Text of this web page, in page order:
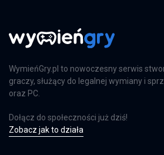
WymieńGry.pl to nowoczesny serwis
graczy, służący do legalnej wymiany i
oraz PC.
Dołącz do społeczności już dziś!
Zobacz jak to działa